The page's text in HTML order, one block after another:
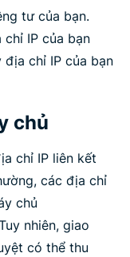
tư của bạn.
chỉ IP của bạn
chỉ IP của bạn
chủ
chỉ IP liên kết
các địa chỉ
chủ
nhiên, giao
có thể thu